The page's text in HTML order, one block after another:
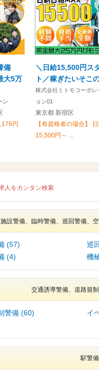
備
大5万
ン
円
＼日給15,500円ス
ト／稼ぎたいそこ
株式会社ミトモコーポレ
ョン01
東京都 新宿区
【有資格者の場合】 日
15,500円～ ...
人をカンタン検索
設警備、臨時警備、巡回警備、
(57)
巡
(4) 機
交通誘導警備、道路規
警備 (60)
イ
駅警